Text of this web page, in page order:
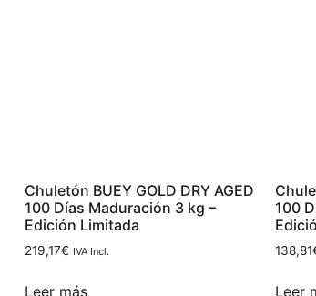
Chuletón BUEY GOLD DRY AGED
100 Días Maduración 3 kg –
Edición Limitada
219,17€ IVA Incl.
Leer más
100
138,81
Leer